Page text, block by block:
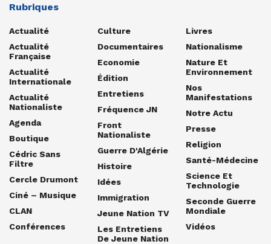
Rubriques
Actualité
Actualité
Française
Actualité
Internationale
Actualité
Nationaliste
Agenda
Boutique
Cédric Sans
Filtre
Cercle Drumont
Ciné – Musique
CLAN
Conférences
Culture
Documentaires
Economie
Édition
Entretiens
Fréquence JN
Front
Nationaliste
Guerre D'Algérie
Histoire
Idées
Immigration
Jeune Nation TV
Les Entretiens
De Jeune Nation
Livres
Nationalisme
Nature Et
Environnement
Nos
Manifestations
Notre Actu
Presse
Religion
Santé-Médecine
Science Et
Technologie
Seconde Guerre
Mondiale
Vidéos